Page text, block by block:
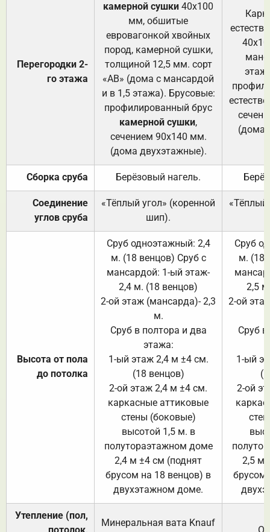
Перегородки 2-
го этажа
камерной сушки 40х100
мм, обшитые
евровагонкой хвойных
пород, камерной сушки,
толщиной 12,5 мм. сорт
«АВ» (дома с мансардой
и в 1,5 этажа). Брусовые:
профилированный брус
камерной сушки,
сечением 90х140 мм.
(дома двухэтажные).
(дома
Сборка сруба Берёзовый нагель.
Соединение
углов сруба
«Тёплый угол» (коренной
шип).
«Тёплый
Высота от пола
до потолка
Сруб одноэтажный: 2,4
м. (18 венцов) Сруб с
мансардой: 1-ый этаж-
2,4 м. (18 венцов)
2-ой этаж (мансарда)- 2,3
м.
Сруб в полтора и два
этажа:
1-ый этаж 2,4 м ±4 см.
(18 венцов)
2-ой этаж 2,4 м ±4 см.
каркасные аттиковые
стены (боковые)
высотой 1,5 м. в
полутораэтажном доме
2,4 м ±4 см (поднят
брусом на 18 венцов) в
двухэтажном доме.
Сруб
м. (18
2,5
2-ой
Сруб
1-ый
2-ой
2,5 м
брусом
Утепление (пол,
Минеральная вата Knauf